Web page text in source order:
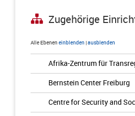
Zugehörige
Alle Ebenen einblenden |ausblenden
Afrika-Zentrum für
Bernstein Center Freiburg
Centre for Security and